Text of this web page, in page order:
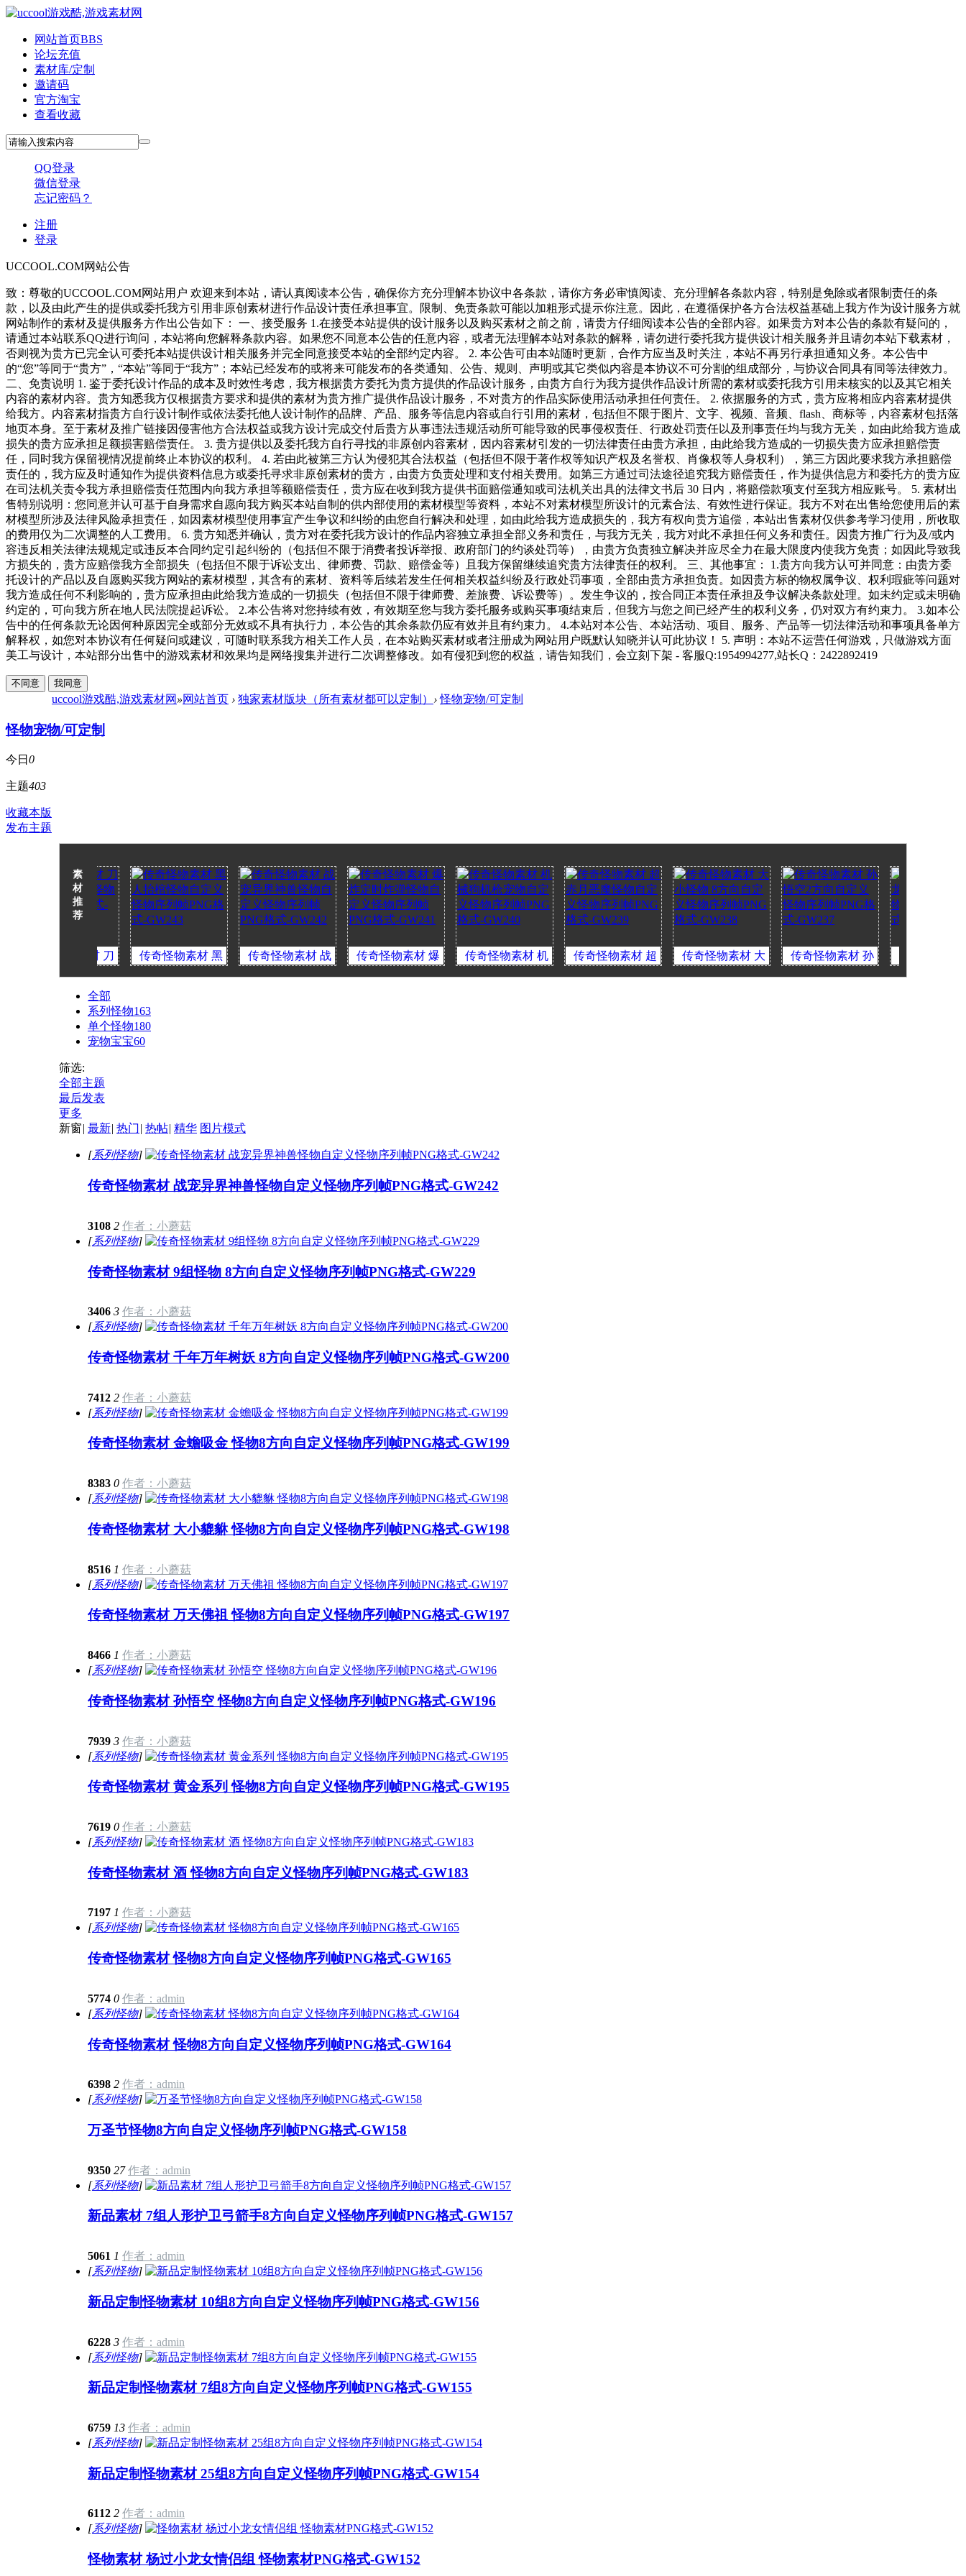
网站首页BBS
论坛充值
素材库/定制
邀请码
官方淘宝
查看收藏
QQ登录
微信登录
忘记密码？
注册
登录
UCCOOL.COM网站公告
致：尊敬的UCCOOL.COM网站用户 欢迎来到本站，请认真阅读本公告，确保你方充分理解本协议中各条款，请你方务必审慎阅读、充分理解各条款内容，特别是免除或者限制责任的条
款，以及由此产生的提供或委托我方引用非原创素材进行作品设计责任承担事宜。限制、免责条款可能以加粗形式提示你注意。因此，在遵循保护各方合法权益基础上我方作为设计服务方就
网站制作的素材及提供服务方作出公告如下： 一、接受服务 1.在接受本站提供的设计服务以及购买素材之前之前，请贵方仔细阅读本公告的全部内容。如果贵方对本公告的条款有疑问的，
请通过本站联系QQ进行询问，本站将向您解释条款内容。如果您不同意本公告的任意内容，或者无法理解本站对条款的解释，请勿进行委托我方提供设计相关服务并且请勿本站下载素材，
否则视为贵方已完全认可委托本站提供设计相关服务并完全同意接受本站的全部约定内容。 2. 本公告可由本站随时更新，合作方应当及时关注，本站不再另行承担通知义务。本公告中
的“您”等同于“贵方”，“本站”等同于“我方”；本站已经发布的或将来可能发布的各类通知、公告、规则、声明或其它类似内容是本协议不可分割的组成部分，与协议合同具有同等法律效力。
二、免责说明 1. 鉴于委托设计作品的成本及时效性考虑，我方根据贵方委托为贵方提供的作品设计服务，由贵方自行为我方提供作品设计所需的素材或委托我方引用未核实的以及其它相关
内容的素材内容。贵方知悉我方仅根据贵方要求和提供的素材为贵方推广提供作品设计服务，不对贵方的作品实际使用活动承担任何责任。 2. 依据服务的方式，贵方应将相应内容素材提供
给我方。内容素材指贵方自行设计制作或依法委托他人设计制作的品牌、产品、服务等信息内容或自行引用的素材，包括但不限于图片、文字、视频、音频、flash、商标等，内容素材包括落
地页本身。至于素材及推广链接因侵害他方合法权益或我方设计完成交付后贵方从事违法违规活动所可能导致的民事侵权责任、行政处罚责任以及刑事责任均与我方无关，如由此给我方造成
损失的贵方应承担足额损害赔偿责任。 3. 贵方提供以及委托我方自行寻找的非原创内容素材，因内容素材引发的一切法律责任由贵方承担，由此给我方造成的一切损失贵方应承担赔偿责
任，同时我方保留视情况提前终止本协议的权利。 4. 若由此被第三方认为侵犯其合法权益（包括但不限于著作权等知识产权及名誉权、肖像权等人身权利），第三方因此要求我方承担赔偿
责任的，我方应及时通知作为提供资料信息方或委托寻求非原创素材的贵方，由贵方负责处理和支付相关费用。如第三方通过司法途径追究我方赔偿责任，作为提供信息方和委托方的贵方应
在司法机关责令我方承担赔偿责任范围内向我方承担等额赔偿责任，贵方应在收到我方提供书面赔偿通知或司法机关出具的法律文书后 30 日内，将赔偿款项支付至我方相应账号。 5. 素材出
售特别说明：您同意并认可基于自身需求自愿向我方购买本站自制的供内部使用的素材模型等资料，本站不对素材模型所设计的元素合法、有效性进行保证。我方不对在出售给您使用后的素
材模型所涉及法律风险承担责任，如因素材模型使用事宜产生争议和纠纷的由您自行解决和处理，如由此给我方造成损失的，我方有权向贵方追偿，本站出售素材仅供参考学习使用，所收取
的费用仅为二次调整的人工费用。 6. 贵方知悉并确认，贵方对在委托我方设计的作品内容独立承担全部义务和责任，与我方无关，我方对此不承担任何义务和责任。因贵方推广行为及/或内
容违反相关法律法规规定或违反本合同约定引起纠纷的（包括但不限于消费者投诉举报、政府部门的约谈处罚等），由贵方负责独立解决并应尽全力在最大限度内使我方免责；如因此导致我
方损失的，贵方应赔偿我方全部损失（包括但不限于诉讼支出、律师费、罚款、赔偿金等）且我方保留继续追究贵方法律责任的权利。 三、其他事宜： 1.贵方向我方认可并同意：由贵方委
托设计的产品以及自愿购买我方网站的素材模型，其含有的素材、资料等后续若发生任何相关权益纠纷及行政处罚事项，全部由贵方承担负责。如因贵方标的物权属争议、权利瑕疵等问题对
我方造成任何不利影响的，贵方应承担由此给我方造成的一切损失（包括但不限于律师费、差旅费、诉讼费等）。发生争议的，按合同正本责任承担及争议解决条款处理。如未约定或未明确
约定的，可向我方所在地人民法院提起诉讼。 2.本公告将对您持续有效，有效期至您与我方委托服务或购买事项结束后，但我方与您之间已经产生的权利义务，仍对双方有约束力。 3.如本公
告中的任何条款无论因何种原因完全或部分无效或不具有执行力，本公告的其余条款仍应有效并且有约束力。 4.本站对本公告、本站活动、项目、服务、产品等一切法律活动和事项具备单方
解释权，如您对本协议有任何疑问或建议，可随时联系我方相关工作人员，在本站购买素材或者注册成为网站用户既默认知晓并认可此协议！ 5. 声明：本站不运营任何游戏，只做游戏方面
美工与设计，本站部分出售中的游戏素材和效果均是网络搜集并进行二次调整修改。如有侵犯到您的权益，请告知我们，会立刻下架 - 客服Q:1954994277,站长Q：2422892419
不同意 我同意
uccool游戏酷,游戏素材网 »网站首页 › 独家素材版块（所有素材都可以定制） › 怪物宠物/可定制
怪物宠物/可定制
今日 0
主题403
收藏本版
发布主题
素
材
推
荐
物自定义怪物
列帧PNG格式-
传奇怪物素材 黑
人抬棺怪物自定义
怪物序列帧PNG格
式-GW243
传奇怪物素材 战
宠异界神兽怪物自
传奇怪物素材 爆
炸定时炸弹怪物自
传奇怪物素材 机
械狗机枪宠物自定
传奇怪物素材 超
赤月恶魔怪物自定
传奇怪物素材 大
小怪物 8方向自定
传奇怪物素材 孙
悟空2方向自定义
传奇怪物素材 红
龙 8方向自定义怪
全部
系列怪物163
单个怪物180
宠物宝宝60
筛选:
全部主题
最后发表
更多
新窗| 最新| 热门 | 热帖| 精华 图片模式
[系列怪物]
传奇怪物素材 战宠异界神兽怪物自定义怪物序列帧PNG格式-GW242
3108 2 作者：小蘑菇
[系列怪物]
传奇怪物素材 9组怪物 8方向自定义怪物序列帧PNG格式-GW229
3406 3 作者：小蘑菇
[系列怪物]
传奇怪物素材 千年万年树妖 8方向自定义怪物序列帧PNG格式-GW200
7412 2 作者：小蘑菇
[系列怪物]
传奇怪物素材 金蟾吸金 怪物8方向自定义怪物序列帧PNG格式-GW199
8383 0 作者：小蘑菇
[系列怪物]
传奇怪物素材 大小貔貅 怪物8方向自定义怪物序列帧PNG格式-GW198
8516 1 作者：小蘑菇
[系列怪物]
传奇怪物素材 万天佛祖 怪物8方向自定义怪物序列帧PNG格式-GW197
8466 1 作者：小蘑菇
[系列怪物]
传奇怪物素材 孙悟空 怪物8方向自定义怪物序列帧PNG格式-GW196
7939 3 作者：小蘑菇
[系列怪物]
传奇怪物素材 黄金系列 怪物8方向自定义怪物序列帧PNG格式-GW195
7619 0 作者：小蘑菇
[系列怪物]
传奇怪物素材 酒 怪物8方向自定义怪物序列帧PNG格式-GW183
7197 1 作者：小蘑菇
[系列怪物]
传奇怪物素材 怪物8方向自定义怪物序列帧PNG格式-GW165
5774 0 作者：admin
[系列怪物]
传奇怪物素材 怪物8方向自定义怪物序列帧PNG格式-GW164
6398 2 作者：admin
[系列怪物]
万圣节怪物8方向自定义怪物序列帧PNG格式-GW158
9350 27 作者：admin
[系列怪物]
新品素材 7组人形护卫弓箭手8方向自定义怪物序列帧PNG格式-GW157
5061 1 作者：admin
[系列怪物]
新品定制怪物素材 10组8方向自定义怪物序列帧PNG格式-GW156
6228 3 作者：admin
[系列怪物]
新品定制怪物素材 7组8方向自定义怪物序列帧PNG格式-GW155
6759 13 作者：admin
[系列怪物]
新品定制怪物素材 25组8方向自定义怪物序列帧PNG格式-GW154
6112 2 作者：admin
[系列怪物]
怪物素材 杨过小龙女情侣组 怪物素材PNG格式-GW152